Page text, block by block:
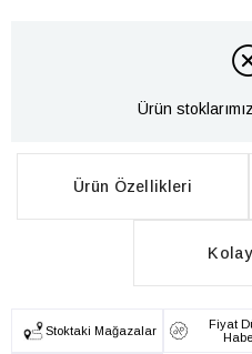
Ürün
Ürün Özellikleri
Stoktaki Mağazalar
Fiyat